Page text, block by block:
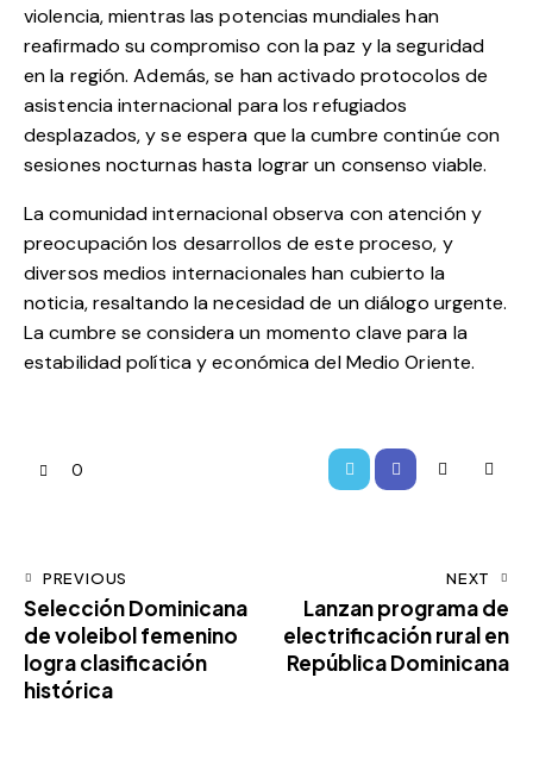
violencia, mientras las potencias mundiales han
reafirmado su compromiso con la paz y la seguridad
en la región. Además, se han activado protocolos de
asistencia internacional para los refugiados
desplazados, y se espera que la cumbre continúe con
sesiones nocturnas hasta lograr un consenso viable.
La comunidad internacional observa con atención y
preocupación los desarrollos de este proceso, y
diversos medios internacionales han cubierto la
noticia, resaltando la necesidad de un diálogo urgente.
La cumbre se considera un momento clave para la
estabilidad política y económica del Medio Oriente.
0
PREVIOUS
Selección Dominicana
de voleibol femenino
logra clasificación
histórica
NEXT
Lanzan programa de
electrificación rural en
República Dominicana